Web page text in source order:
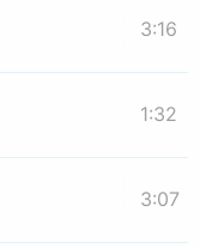
3:16
1:32
3:07